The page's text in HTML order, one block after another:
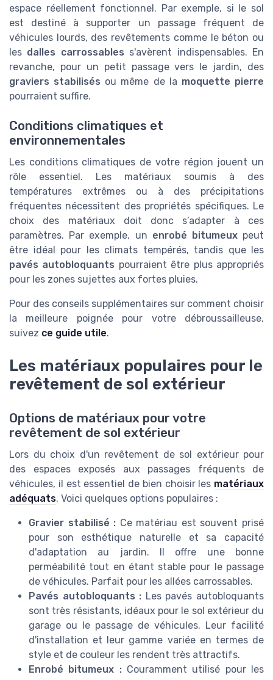
espace réellement fonctionnel. Par exemple, si le sol
est destiné à supporter un passage fréquent de
véhicules lourds, des revêtements comme le béton ou
les dalles carrossables s'avèrent indispensables. En
revanche, pour un petit passage vers le jardin, des
graviers stabilisés ou même de la moquette pierre
pourraient suffire.
Conditions climatiques et
environnementales
Les conditions climatiques de votre région jouent un
rôle essentiel. Les matériaux soumis à des
températures extrêmes ou à des précipitations
fréquentes nécessitent des propriétés spécifiques. Le
choix des matériaux doit donc s’adapter à ces
paramètres. Par exemple, un enrobé bitumeuxpeut
être idéal pour les climats tempérés, tandis que les
pavés autobloquants pourraient être plus appropriés
pour les zones sujettes aux fortes pluies.
Pour des conseils supplémentaires sur comment choisir
la meilleure poignée pour votre débroussailleuse,
suivez ce guide utile.
Les matériaux populaires pour le
revêtement de sol extérieur
Options de matériaux pour votre
revêtement de sol extérieur
Lors du choix d'un revêtement de sol extérieur pour
des espaces exposés aux passages fréquents de
véhicules, il est essentiel de bien choisir les matériaux
adéquats. Voici quelques options populaires :
Gravier stabilisé : Ce matériau est souvent prisé
pour son esthétique naturelle et sa capacité
d'adaptation au jardin. Il offre une bonne
perméabilité tout en étant stable pour le passage
de véhicules. Parfait pour les allées carrossables.
Pavés autobloquants : Les pavés autobloquants
sont très résistants, idéaux pour le sol extérieur du
garage ou le passage de véhicules. Leur facilité
d'installation et leur gamme variée en termes de
style et de couleur les rendent très attractifs.
Enrobé bitumeux :Couramment utilisé pour les